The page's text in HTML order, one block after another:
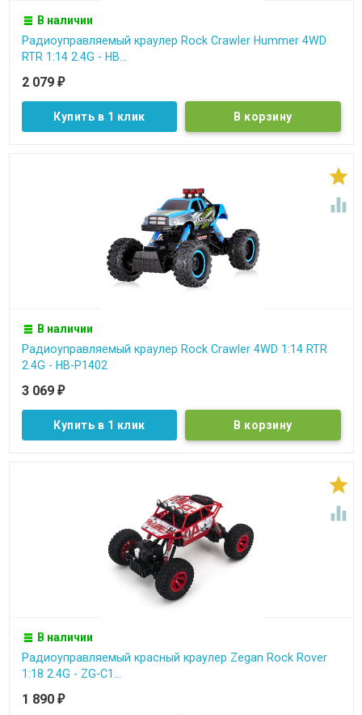
В наличии
Радиоуправляемый краулер Rock Crawler Hummer 4WD
RTR 1:14 2.4G - HB...
2 079 ₽
Купить в 1 клик


В наличии
Радиоуправляемый краулер Rock Crawler 4WD 1:14 RTR
2.4G - HB-P1402
3 069 ₽
Купить в 1 клик


В наличии
Радиоуправляемый красный краулер Zegan Rock Rover
1:18 2.4G - ZG-C1...
1 890 ₽